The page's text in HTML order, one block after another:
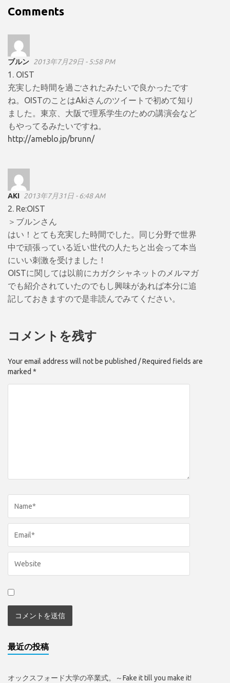
Comments
ブルン 2013年7月29日 - 5:58 PM
1. OIST
充実した時間を過ごされたみたいで良かったです
ね。OISTのことはAkiさんのツイートで初めて知り
ました。東京、大阪で理系学生のための講演会など
もやってるみたいですね。
http://ameblo.jp/brunn/
AKI 2013年7月31日 - 6:48 AM
2. Re:OIST
＞ブルンさん
はい！とても充実した時間でした。同じ分野で世界
中で頑張っている近い世代の人たちと出会って本当
にいい刺激を受けました！
OISTに関しては以前にカガクシャネットのメルマガ
でも紹介されていたのでもし興味があれば本分に追
記しておきますので是非読んでみてください。
コメントを残す
Your email address will not be published / Required fields are
marked *
最近の投稿
オックスフォード大学の卒業式。～Fake it till you make it!